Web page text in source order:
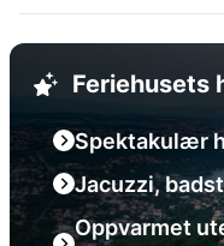
Feriehusets
Spektakulær
Jacuzzi,
Oppvarmet